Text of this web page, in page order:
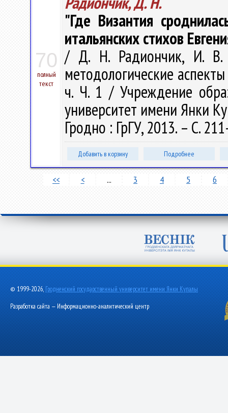
70
полный
текст
"Где Византия
итальянских стихов
/ Д. Н. Радиончик, И. В.
методологические
ч. Ч. 1 / Учреждение
университет имени Янки
Гродно : ГрГУ, 2013. – С.
Добавить в корзину Подробнее
<< < ... 3 4 5 6
© 1999-2026, Гродненский государственный университет имени Янки Купалы
Разработка сайта — Информационно-аналитический центр